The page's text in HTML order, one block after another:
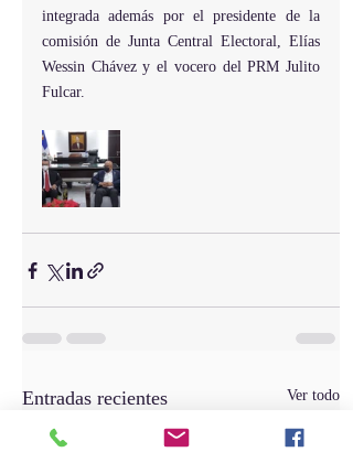
integrada además por el presidente de la
comisión de Junta Central Electoral, Elías
Wessin Chávez y el vocero del PRM Julito
Fulcar.
Entradas recientes Ver todo